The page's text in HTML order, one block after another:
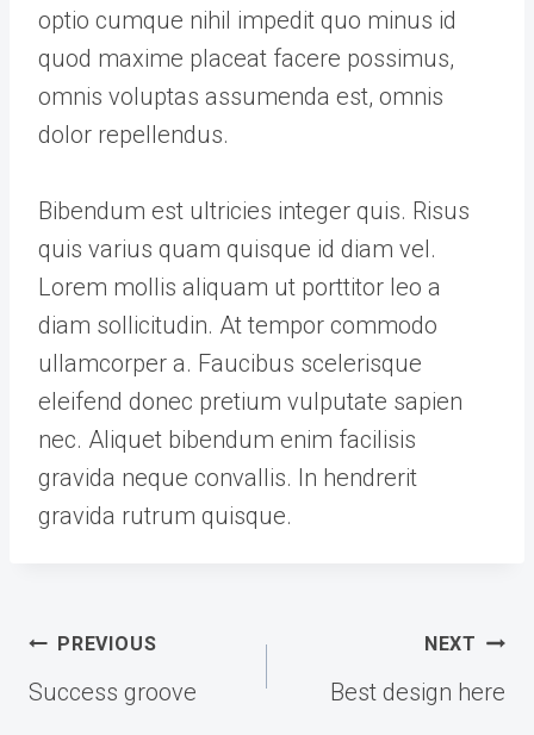
optio cumque nihil impedit quo minus id
quod maxime placeat facere possimus,
omnis voluptas assumenda est, omnis
dolor repellendus.
Bibendum est ultricies integer quis. Risus
quis varius quam quisque id diam vel.
Lorem mollis aliquam ut porttitor leo a
diam sollicitudin. At tempor commodo
ullamcorper a. Faucibus scelerisque
eleifend donec pretium vulputate sapien
nec. Aliquet bibendum enim facilisis
gravida neque convallis. In hendrerit
gravida rutrum quisque.
글
탐
PREVIOUS
Success groove
NEXT
Best design here